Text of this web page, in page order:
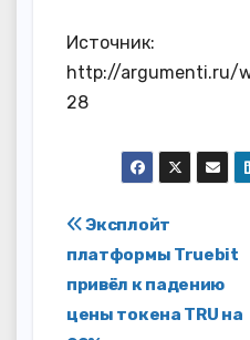
Источник:
http://argumenti.ru/
28
Навигация
по
записям
Эксплойт
платформы Truebit
привёл к падению
цены токена TRU на